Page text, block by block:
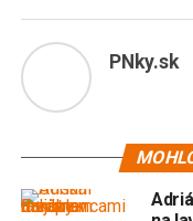
PNky.sk